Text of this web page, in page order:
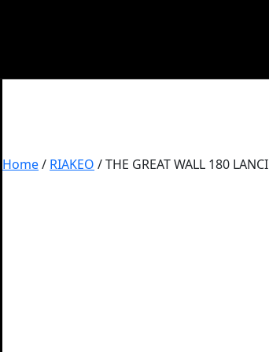
Home/ RIAKEO / THE GREAT WALL 180 LANCI